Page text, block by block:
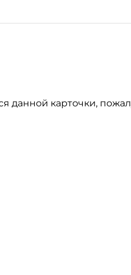
данной карточки,